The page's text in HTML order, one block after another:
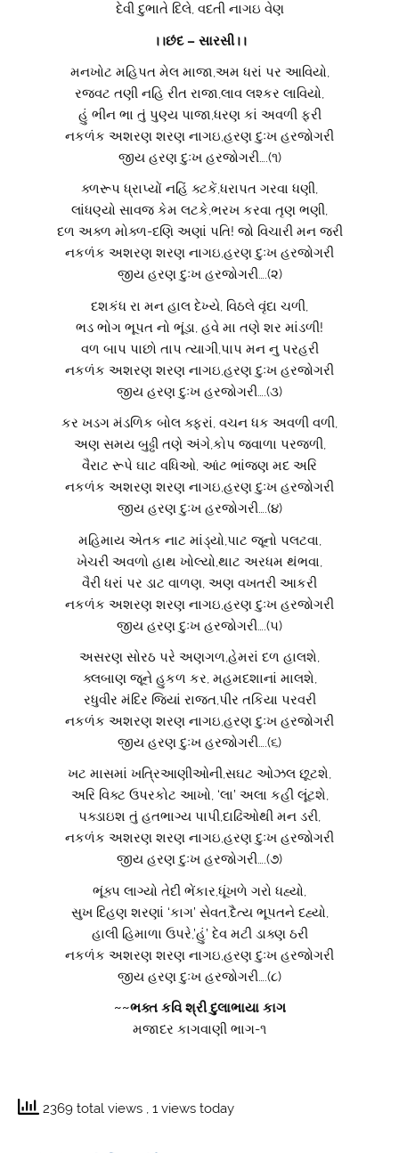
દેવી દુભાતે દિલે, વદતી નાગઇ વેણ
।।છંદ – સારસી।।
મનખોટ મહિપત મેલ માજા,અમ ધરાં પર આવિયો,
રજવટ તણી નહિ રીત રાજા,લાવ લશ્કર લાવિયો,
હું ભીન ભા તું પુણ્ય પાજા,ધરણ કાં અવળી ફરી
નકળંક અશરણ શરણ નાગઇ,હરણ દુઃખ હરજોગરી
જીય હરણ દુઃખ હરજોગરી….(૧)
ક્ળરૂપ ધ્રાપ્યોં નહિં ક્ટકેં,ધરાપત ગરવા ધણી,
લાંધણ્યો સાવજ કેમ લટકે,ભરખ કરવા તૃણ ભણી,
દળ અક્ળ મોક્ળ-દણિ અણાં પતિ! જો વિચારી મન જરી
નકળંક અશરણ શરણ નાગઇ,હરણ દુઃખ હરજોગરી
જીય હરણ દુઃખ હરજોગરી….(૨)
દશકંધ રા મન હાલ દેખ્યે, વિઠલે વૃંદા ચળી,
ભડ ભોગ ભૂપત નો ભૂંડા, હવે મા તણે શર માંડળી!
વળ બાપ પાછો તાપ ત્યાગી,પાપ મન નુ પરહરી
નકળંક અશરણ શરણ નાગઇ,હરણ દુઃખ હરજોગરી
જીય હરણ દુઃખ હરજોગરી….(૩)
કર ખડગ મંડળિક બોલ ક્ફરાં, વચન ધક અવળી વળી,
અણ સમય બુઢ્ઢી તણે અંગે,કોપ જવાળા પરજળી,
વૈરાટ રૂપે ઘાટ વધિઓ, આંટ ભાંજણ મદ અરિ
નકળંક અશરણ શરણ નાગઇ,હરણ દુઃખ હરજોગરી
જીય હરણ દુઃખ હરજોગરી….(૪)
મહિમાય એતક નાટ માંડ્યો,પાટ જૂનો પલટવા,
ખેચરી અવળો હાથ ખોલ્યો,થાટ અરધમ થંભવા,
વૈરી ધરાં પર ડાટ વાળણ, અણ વખતરી આકરી
નકળંક અશરણ શરણ નાગઇ,હરણ દુઃખ હરજોગરી
જીય હરણ દુઃખ હરજોગરી….(૫)
અસરણ સોરઠ પરે અણગળ,હેમરાં દળ હાલશે,
ક્લબાણ જૂને હુકળ કર, મહમદશાનાં માલશે,
રધુવીર મંદિર જિયાં રાજત,પીર તકિયા પરવરી
નકળંક અશરણ શરણ નાગઇ,હરણ દુઃખ હરજોગરી
જીય હરણ દુઃખ હરજોગરી….(૬)
ખટ માસમાં ખત્રિઆણીઓની,સઘટ ઓઝલ છૂટશે,
અરિ વિક્ટ ઉપરકોટ આખો, ‘લા’ અલા કહી લૂંટશે,
પક્ડાઇશ તું હતભાગ્ય પાપી,દાઢિઓથી મન ડરી,
નકળંક અશરણ શરણ નાગઇ,હરણ દુઃખ હરજોગરી
જીય હરણ દુઃખ હરજોગરી….(૭)
ભૂંક્પ લાગ્યો તેદી ભેંકાર,ધૂંખળે ગરો ધહ્યો,
સુખ દિહણ શરણાં ‘કાગ’ સેવત,દૈત્ય ભૂપતને દહ્યો,
હાલી હિમાળા ઉપરે,’હું’ દેવ મટી ડાક્ણ ઠરી
નકળંક અશરણ શરણ નાગઇ,હરણ દુઃખ હરજોગરી
જીય હરણ દુઃખ હરજોગરી….(૮)
~~ભક્ત કવિ શ્રી દુલાભાયા કાગ
મજાદર કાગવાણી ભાગ-૧
2369 total views , 1 views today